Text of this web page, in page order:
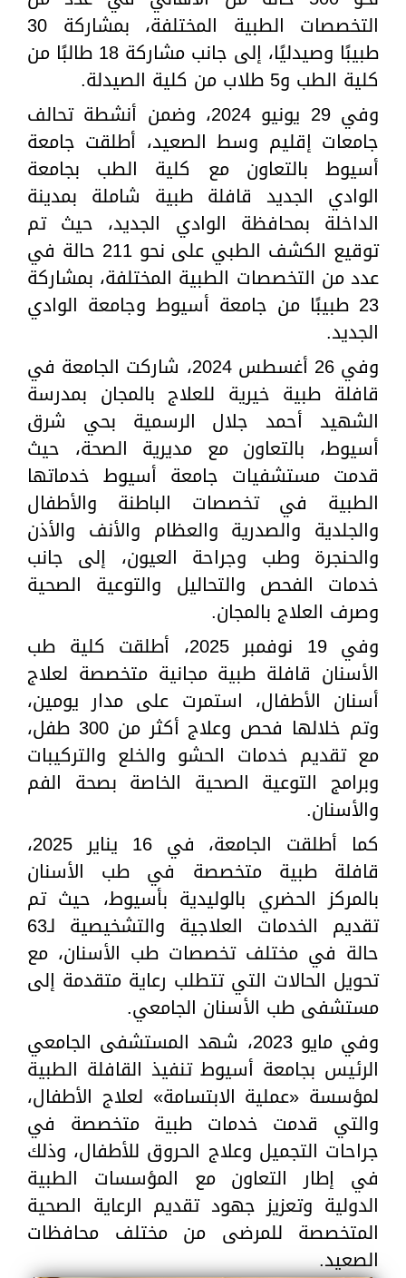
التخصصات الطبية المختلفة، بمشاركة 30
طبيبًا وصيدليًا، إلى جانب مشاركة 18 طالبًا من
كلية الطب و5 طلاب من كلية الصيدلة.
وفي 29 يونيو 2024، وضمن أنشطة تحالف
جامعات إقليم وسط الصعيد، أطلقت جامعة
أسيوط بالتعاون مع كلية الطب بجامعة
الوادي الجديد قافلة طبية شاملة بمدينة
الداخلة بمحافظة الوادي الجديد، حيث تم
توقيع الكشف الطبي على نحو 211 حالة في
عدد من التخصصات الطبية المختلفة، بمشاركة
23 طبيبًا من جامعة أسيوط وجامعة الوادي
الجديد.
وفي 26 أغسطس 2024، شاركت الجامعة في
قافلة طبية خيرية للعلاج بالمجان بمدرسة
الشهيد أحمد جلال الرسمية بحي شرق
أسيوط، بالتعاون مع مديرية الصحة، حيث
قدمت مستشفيات جامعة أسيوط خدماتها
الطبية في تخصصات الباطنة والأطفال
والجلدية والصدرية والعظام والأنف والأذن
والحنجرة وطب وجراحة العيون، إلى جانب
خدمات الفحص والتحاليل والتوعية الصحية
وصرف العلاج بالمجان.
وفي 19 نوفمبر 2025، أطلقت كلية طب
الأسنان قافلة طبية مجانية متخصصة لعلاج
أسنان الأطفال، استمرت على مدار يومين،
وتم خلالها فحص وعلاج أكثر من 300 طفل،
مع تقديم خدمات الحشو والخلع والتركيبات
وبرامج التوعية الصحية الخاصة بصحة الفم
والأسنان.
كما أطلقت الجامعة، في 16 يناير 2025،
قافلة طبية متخصصة في طب الأسنان
بالمركز الحضري بالوليدية بأسيوط، حيث تم
تقديم الخدمات العلاجية والتشخيصية لـ63
حالة في مختلف تخصصات طب الأسنان، مع
تحويل الحالات التي تتطلب رعاية متقدمة إلى
مستشفى طب الأسنان الجامعي.
وفي مايو 2023، شهد المستشفى الجامعي
الرئيس بجامعة أسيوط تنفيذ القافلة الطبية
لمؤسسة «عملية الابتسامة» لعلاج الأطفال،
والتي قدمت خدمات طبية متخصصة في
جراحات التجميل وعلاج الحروق للأطفال، وذلك
في إطار التعاون مع المؤسسات الطبية
الدولية وتعزيز جهود تقديم الرعاية الصحية
المتخصصة للمرضى من مختلف محافظات
الصعيد.